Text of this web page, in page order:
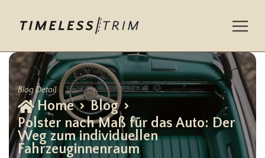
Blog Detail
Home
Blog
Polster nach Maß für das Auto: Der
Weg zum individuellen
Fahrzeuginnenraum